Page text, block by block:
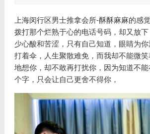
上海闵行区男士推拿会所-酥酥麻麻的感
拨打那个烂熟于心的电话号码，却又放
少心酸和苦涩，只有自己知道，眼睛为
打着伞，人生聚散难免，而我却不能微
地想你，却不敢再打扰你，因为知道不
个字，只会让自己更舍不得你，